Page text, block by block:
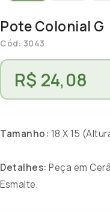
Pote Colonial G
Cód: 3043
R$ 24,08
Tamanho: 18 X 15
Detalhes: Peça em
Esmalte.